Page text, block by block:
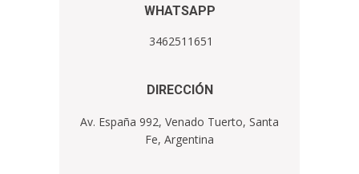
WHATSAPP
3462511651
DIRECCIÓN
Av. España 992, Venado Tuerto, Santa
Fe, Argentina